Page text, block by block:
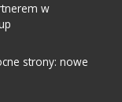
w
strony: nowe